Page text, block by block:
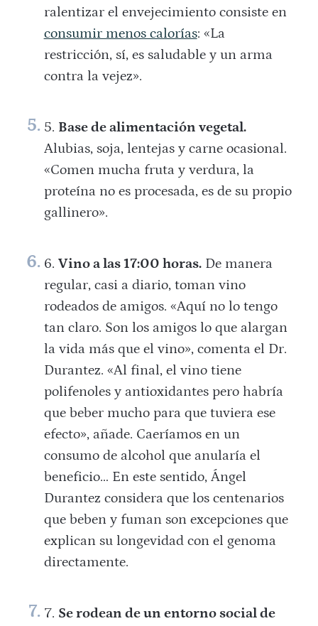
ralentizar el envejecimiento consiste en
consumir menos calorías: «La
restricción, sí, es saludable y un arma
contra la vejez».
Base de alimentación vegetal.
Alubias, soja, lentejas y carne ocasional.
«Comen mucha fruta y verdura, la
proteína no es procesada, es de su propio
gallinero».
Vino a las 17:00 horas.De manera
regular, casi a diario, toman vino
rodeados de amigos. «Aquí no lo tengo
tan claro. Son los amigos lo que alargan
la vida más que el vino», comenta el Dr.
Durantez. «Al final, el vino tiene
polifenoles y antioxidantes pero habría
que beber mucho para que tuviera ese
efecto», añade. Caeríamos en un
consumo de alcohol que anularía el
beneficio… En este sentido, Ángel
Durantez considera que los centenarios
que beben y fuman son excepciones que
explican su longevidad con el genoma
directamente.
Se rodean de un entorno social de